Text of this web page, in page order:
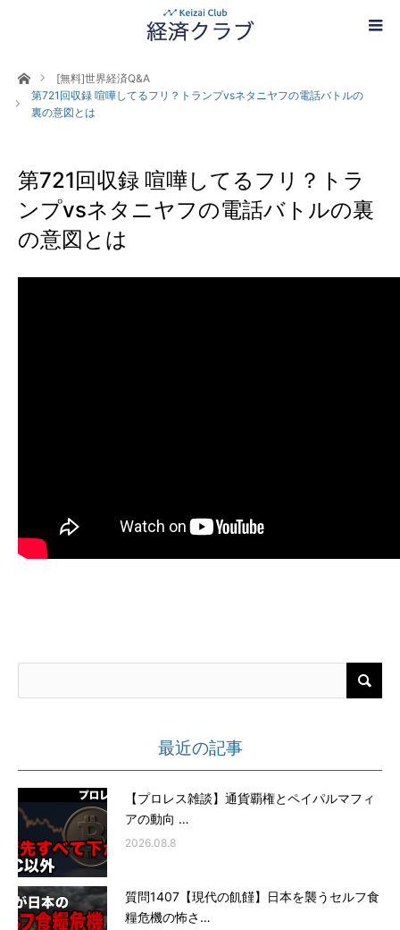
ホーム[無料]世界経済Q&A
第721回収録 喧嘩してるフリ？トランプvsネタニヤフの電話バトルの
裏の意図とは
第721回収録 喧嘩してるフリ？トラ
ンプvsネタニヤフの電話バトルの裏
の意図とは
最近の記事
【プロレス雑談】通貨覇権とペイパルマフィ
アの動向 …
2026.08.8
質問1407【現代の飢饉】日本を襲うセルフ食
糧危機の怖さ…